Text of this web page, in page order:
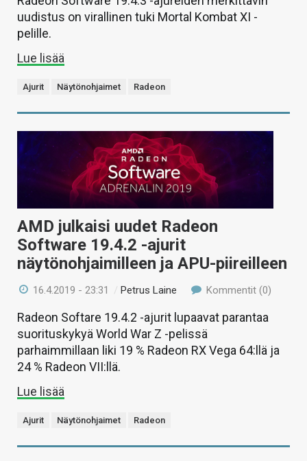
uudistus on virallinen tuki Mortal Kombat XI -
pelille.
Lue lisää
Ajurit Näytönohjaimet Radeon
AMD julkaisi uudet Radeon
Software 19.4.2 -ajurit
näytönohjaimilleen ja APU-piireilleen
16.4.2019 - 23:31 /Petrus Laine Kommentit (0)
Radeon Softare 19.4.2 -ajurit lupaavat parantaa
suorituskykyä World War Z -pelissä
parhaimmillaan liki 19 % Radeon RX Vega 64:llä ja
24 % Radeon VII:llä.
Lue lisää
Ajurit Näytönohjaimet Radeon